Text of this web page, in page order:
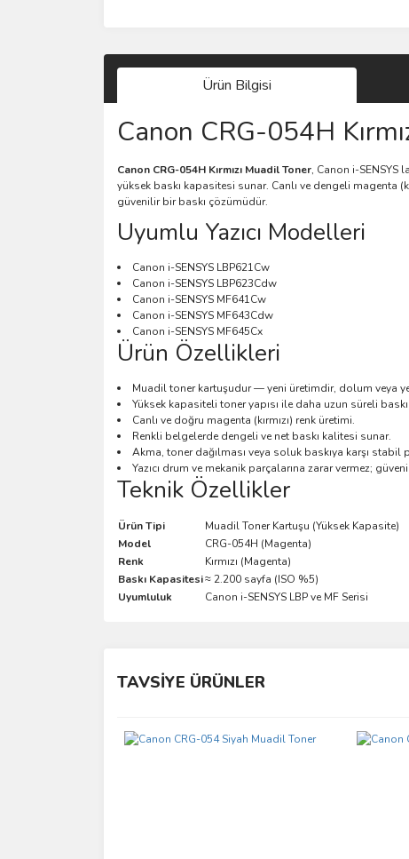
Ürün Bilgisi
Canon CRG-054H
Canon CRG-054H Kırmızı Muadil Toner, Canon i-SENSYS
yüksek baskı kapasitesi sunar. Canlı ve dengeli magenta
güvenilir bir baskı çözümüdür.
Uyumlu Yazıcı Modelleri
Canon i-SENSYS LBP621Cw
Canon i-SENSYS LBP623Cdw
Canon i-SENSYS MF641Cw
Canon i-SENSYS MF643Cdw
Canon i-SENSYS MF645Cx
Ürün Özellikleri
Muadil toner kartuşudur — yeni üretimdir, dolum veya
Yüksek kapasiteli toner yapısı ile daha uzun süreli
Canlı ve doğru magenta (kırmızı) renk üretimi.
Renkli belgelerde dengeli ve net baskı kalitesi sunar.
Akma, toner dağılması veya soluk baskıya karşı stabil
Yazıcı drum ve mekanik parçalarına zarar vermez;
Teknik Özellikler
Ürün Tipi
Muadil Toner Kartuşu (Yüksek Kapasite)
Model
CRG-054H (Magenta)
Renk
Kırmızı (Magenta)
Baskı Kapasitesi≈ 2.200 sayfa (ISO %5)
Uyumluluk
Canon i-SENSYS LBP ve MF Serisi
Ürün açıklamasında eksik bilgiler bulunuyor.
TAVSİYE ÜRÜNLER